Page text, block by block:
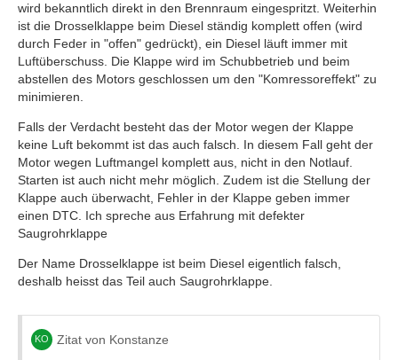
wird bekanntlich direkt in den Brennraum eingespritzt. Weiterhin
ist die Drosselklappe beim Diesel ständig komplett offen (wird
durch Feder in "offen" gedrückt), ein Diesel läuft immer mit
Luftüberschuss. Die Klappe wird im Schubbetrieb und beim
abstellen des Motors geschlossen um den "Komressoreffekt" zu
minimieren.
Falls der Verdacht besteht das der Motor wegen der Klappe
keine Luft bekommt ist das auch falsch. In diesem Fall geht der
Motor wegen Luftmangel komplett aus, nicht in den Notlauf.
Starten ist auch nicht mehr möglich. Zudem ist die Stellung der
Klappe auch überwacht, Fehler in der Klappe geben immer
einen DTC. Ich spreche aus Erfahrung mit defekter
Saugrohrklappe
Der Name Drosselklappe ist beim Diesel eigentlich falsch,
deshalb heisst das Teil auch Saugrohrklappe.
Zitat von Konstanze